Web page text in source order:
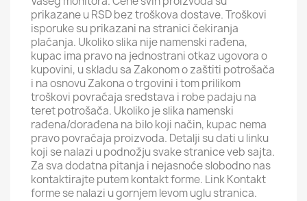
prikazane u RSD bez troškova dostave. Troškovi
isporuke su prikazani na stranici čekiranja
plaćanja. Ukoliko slika nije namenski rađena,
kupac ima pravo na jednostrani otkaz ugovora o
kupovini, u skladu sa Zakonom o zaštiti potrošača
i na osnovu Zakona o trgovini i tom prilikom
troškovi povraćaja sredstava i robe padaju na
teret potrošača. Ukoliko je slika namenski
rađena/dorađena na bilo koji način, kupac nema
pravo povraćaja proizvoda. Detalji su dati u linku
koji se nalazi u podnožju svake stranice veb sajta.
Za sva dodatna pitanja i nejasnoće slobodno nas
kontaktirajte putem kontakt forme. Link Kontakt
forme se nalazi u gornjem levom uglu stranica.